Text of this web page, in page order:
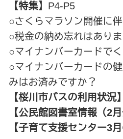
【特集】 P4-P5
○さくらマラソン開催に
○税金の納め忘れはあり
○マイナンバーカードで
○マイナンバーカードの
みはお済みですか？
【桜川市バスの利用状況】
【公民館図書室情報（2月
【子育て支援センター3月